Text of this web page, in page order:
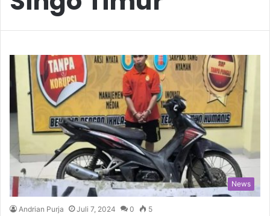
News
Andrian Purja Juli 7, 2024 0 5